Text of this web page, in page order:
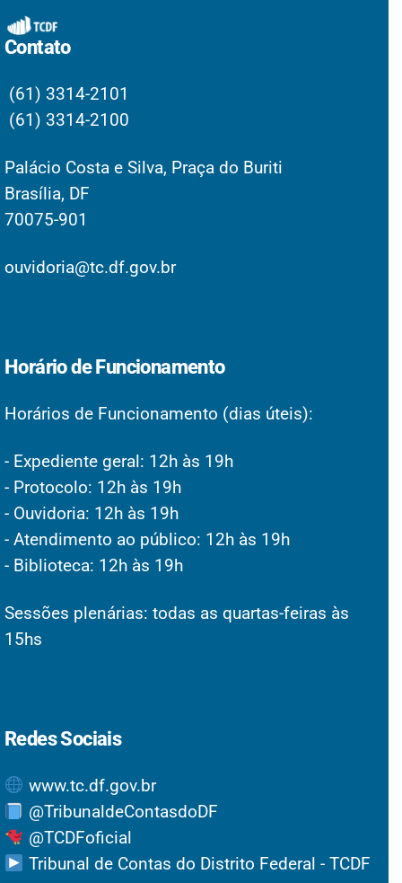
Contato
(61) 3314-2101
(61) 3314-2100
Palácio Costa e Silva, Praça do Buriti
Brasília, DF
70075-901
ouvidoria@tc.df.gov.br
Horário de Funcionamento
Horários de Funcionamento (dias úteis):
- Expediente geral: 12h às 19h
- Protocolo: 12h às 19h
- Ouvidoria: 12h às 19h
- Atendimento ao público: 12h às 19h
- Biblioteca: 12h às 19h
Sessões plenárias: todas as quartas-feiras às
15hs
Redes Sociais
www.tc.df.gov.br
@TribunaldeContasdoDF
@TCDFoficial
Tribunal de Contas do Distrito Federal - TCDF